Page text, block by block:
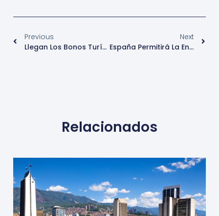
Previous
Llegan Los Bonos Turísticos: Estas CCAA Te Pagan Parte Del Viaje Si Las Visitas Estas Vacaciones
Next
España Permitirá La Entrada De Cruceros A Partir Del 7 De Junio
Relacionados